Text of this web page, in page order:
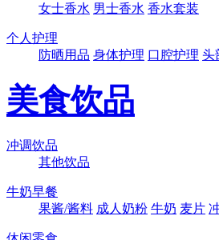
女士香水 男士香水 香水套装
个人护理
防晒用品 身体护理 口腔护理 头
美食饮品
冲调饮品
其他饮品
牛奶早餐
果酱/酱料 成人奶粉 牛奶 麦片